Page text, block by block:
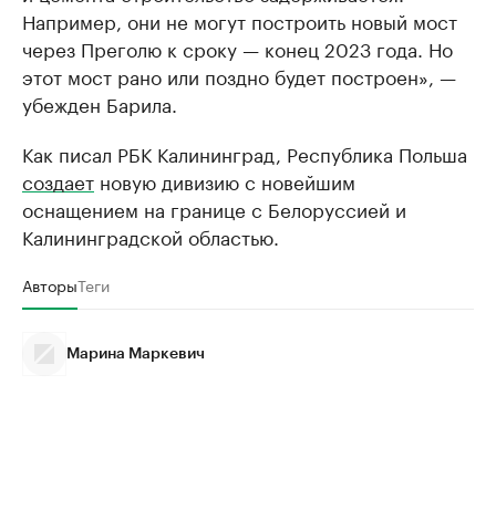
Например, они не могут построить новый мост
через Преголю к сроку — конец 2023 года. Но
этот мост рано или поздно будет построен», —
убежден Барила.
Как писал РБК Калининград, Республика Польша
создает новую дивизию с новейшим
оснащением на границе с Белоруссией и
Калининградской областью.
АвторыТеги
Марина Маркевич